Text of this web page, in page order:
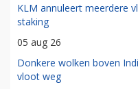
KLM annuleert meerdere
staking
05 aug 26
Donkere wolken boven
vloot weg